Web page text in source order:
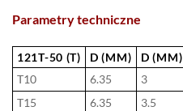
Parametry techniczne
121T-50 (T) D (MM) D (MM)
T10
6.35 3
T15
6.35 3.5